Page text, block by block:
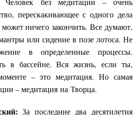
перескакивающее с одного дела
ничего закончить. Все думают,
или сидение в позе лотоса. Не
в определенные процессы.
в бассейне. Вся жизнь, если ты,
– это медитация. Но самая
– медитация на Творца.
За последние два десятилетия